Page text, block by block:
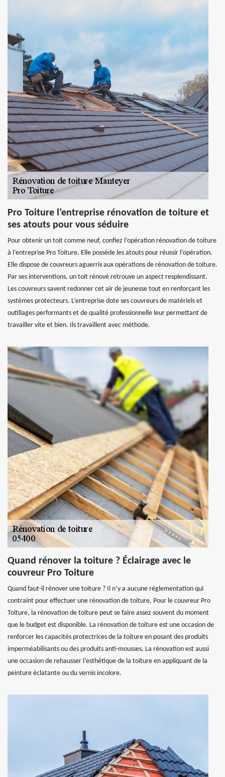
Pro Toiture l’entreprise rénovation de toiture et
ses atouts pour vous séduire
Pour obtenir un toit comme neuf, confiez l’opération rénovation de toiture
à l’entreprise Pro Toiture. Elle possède les atouts pour réussir l’opération.
Elle dispose de couvreurs aguerris aux opérations de rénovation de toiture.
Par ses interventions, un toit rénové retrouve un aspect resplendissant.
Les couvreurs savent redonner cet air de jeunesse tout en renforçant les
systèmes protecteurs. L’entreprise dote ses couvreurs de matériels et
outillages performants et de qualité professionnelle leur permettant de
travailler vite et bien. Ils travaillent avec méthode.
Quand rénover la toiture ? Éclairage avec le
couvreur Pro Toiture
Quand faut-il rénover une toiture ? Il n’y a aucune réglementation qui
contraint pour effectuer une rénovation de toiture. Pour le couvreur Pro
Toiture, la rénovation de toiture peut se faire assez souvent du moment
que le budget est disponible. La rénovation de toiture est une occasion de
renforcer les capacités protectrices de la toiture en posant des produits
imperméabilisants ou des produits anti-mousses. La rénovation est aussi
une occasion de rehausser l’esthétique de la toiture en appliquant de la
peinture éclatante ou du vernis incolore.